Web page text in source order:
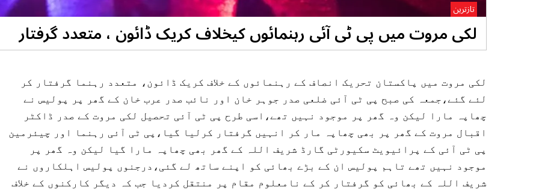
لکی مروت میں پی ٹی آئی رہنمائوں کیخلاف کریک ڈائون ، متعدد گرفتار
تازترین
لکی مروت میں پاکستان تحریک انصاف کے رہنمائوں کے خلاف کریک ڈائون، متعدد رہنما گرفتار کر
لئے گئے،جمعہ کی صبح پی ٹی آئی ضلعی صدر جوہر خان اور نائب صدر عرب خان کے گھر پر پولیس نے
چھاپہ مارا لیکن وہ گھر پر موجود نہیں تھے،اسی طرح پی ٹی آئی تحصیل لکی مروت کے صدر ڈاکٹر
اقبال مروت کے گھر پر بھی چھاپہ مار کر انہیں گرفتار کرلیا گیا،پی ٹی آئی رہنما اور چیئرمین
پی ٹی آئی کے پرائیویٹ سکیورٹی گارڈ شریف اللہ کے گھر بھی چھاپہ مارا گیا لیکن وہ گھر پر
موجود نہیں تھے تاہم پولیس ان کے بڑے بھائی کو اپنے ساتھ لے گئی،درجنوں پولیس اہلکاروں نے
شریف اللہ کے بھائی کو گرفتار کر کے نامعلوم مقام پر منتقل کردیا جب کہ دیگر کارکنوں کے خلاف